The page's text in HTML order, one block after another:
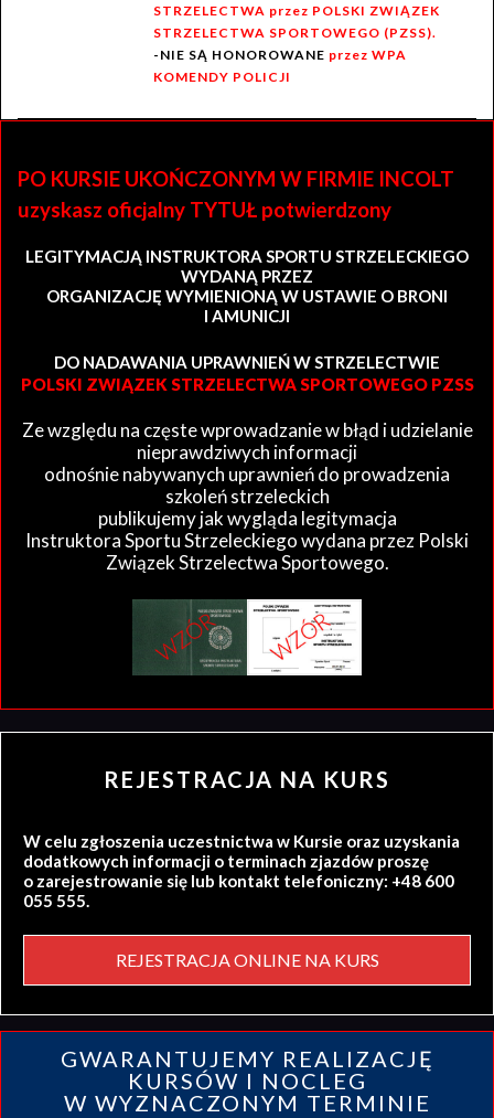
STRZELECTWA przez POLSKI ZWIĄZEK
STRZELECTWA SPORTOWEGO (PZSS).
-NIE SĄ HONOROWANE przez WPA
KOMENDY POLICJI
PO KURSIE UKOŃCZONYM W FIRMIE INCOLT
uzyskasz oficjalny TYTUŁ potwierdzony
LEGITYMACJĄ INSTRUKTORA SPORTU STRZELECKIEGO
WYDANĄ PRZEZ
ORGANIZACJĘ WYMIENIONĄ W USTAWIE O BRONI
I AMUNICJI
DO NADAWANIA UPRAWNIEŃ W STRZELECTWIE
POLSKI ZWIĄZEK STRZELECTWA SPORTOWEGO PZSS
Ze względu na częste wprowadzanie w błąd i udzielanie
nieprawdziwych informacji
odnośnie nabywanych uprawnień do prowadzenia
szkoleń strzeleckich
publikujemy jak wygląda legitymacja
Instruktora Sportu Strzeleckiego wydana przez Polski
Związek Strzelectwa Sportowego.
REJESTRACJA NA KURS
W celu zgłoszenia uczestnictwa w Kursie oraz uzyskania
dodatkowych informacji o terminach zjazdów proszę
o zarejestrowanie się lub kontakt telefoniczny: +48 600
055 555.
REJESTRACJA ONLINE NA KURS
GWARANTUJEMY REALIZACJĘ
KURSÓW I NOCLEG
W WYZNACZONYM TERMINIE